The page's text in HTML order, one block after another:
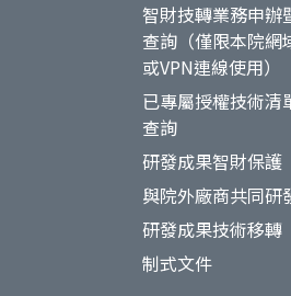
智財技轉業務申辦
查詢（僅限本院網
或VPN連線使用）
已專屬授權技術清
查詢
研發成果智財保護
與院外廠商共同研
研發成果技術移轉
制式文件